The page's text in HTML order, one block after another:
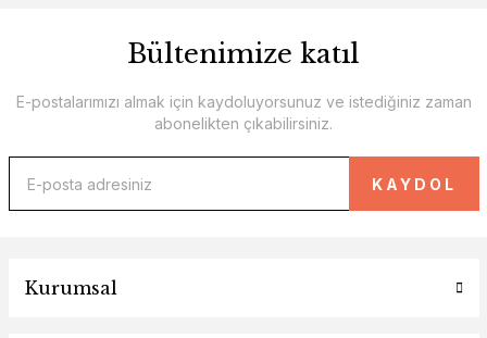
Bültenimize katıl
E-postalarımızı almak için kaydoluyorsunuz ve istediğiniz zaman
abonelikten çıkabilirsiniz.
KAYDOL
Kurumsal